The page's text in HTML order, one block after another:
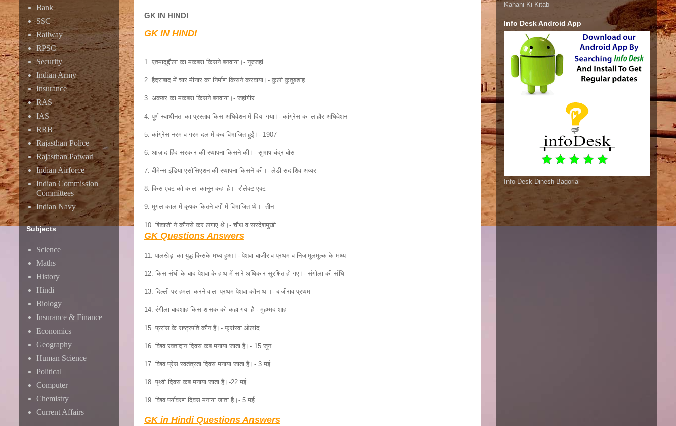
GK IN HINDI
GK IN HINDI
1. एतमादूद्दौला का मकबरा किसने बनवाया।- नूरजहां
2. हैदराबाद में चार मीनार का निर्माण किसने करवाया।- कुली कुतुबशाह
3. अकबर का मकबरा किसने बनवाया।- जहांगीर
4. पूर्ण स्वाधीनता का प्रस्ताव किस अधिवेशन में दिया गया।- कांग्रेस का लाहौर अधिवेशन
5. कांग्रेस नरम व गरम दल में कब विभाजित हुई।- 1907
6. आज़ाद हिंद सरकार की स्थापना किसने की।- सुभाष चंद्र बोस
7. वीमेन्स इंडिया एसोसिएशन की स्थापना किसने की।- लेडी सदाशिव अय्यर
8. किस एक्ट को काला कानून कहा है।- रौलेक्ट एक्ट
9. मुगल काल में कृषक कितने वर्गो में विभाजित थे।- तीन
10. शिवाजी ने कौनसे कर लगाए थे।- चौथ व सरदेशमुखी
GK Questions Answers
11. पालखेड़ा का युद्ध किसके मध्य हुआ।- पेशवा बाजीराव प्रथम व निजामुलमुल्क के मध्य
12. किस संधी के बाद पेशवा के हाथ में सारे अधिकार सुरक्षित हो गए।- संगोला की संधि
13. दिल्ली पर हमला करने वाला प्रथम पेशवा कौन था।- बाजीराव प्रथम
14. रंगीला बादशाह किस शासक को कहा गया है - मुहम्मद शाह
15. फ्रांस के राष्ट्रपति कौन हैं।- फ्रांस्वा ओलांद
16. विश्व रक्तादान दिवस कब मनाया जाता है।- 15 जून
17. विश्व प्रेस स्वतंत्रता दिवस मनाया जाता है।- 3 मई
18. पृथ्वी दिवस कब मनाया जाता है।-22 मई
19. विश्व पर्यावरण दिवस मनाया जाता है।- 5 मई
GK in Hindi Questions Answers
Bank
SSC
Railway
RPSC
Security
Indian Army
Insurance
RAS
IAS
RRB
Rajasthan Police
Rajasthan Patwari
Indian Airforce
Indian Commission
Committees
Indian Navy
Subjects
Science
Maths
History
Hindi
Biology
Insurance & Finance
Economics
Geography
Human Science
Political
Computer
Chemistry
Current Affairs
Kahani Ki Kitab
Info Desk Android App
Info Desk Dinesh Bagoria